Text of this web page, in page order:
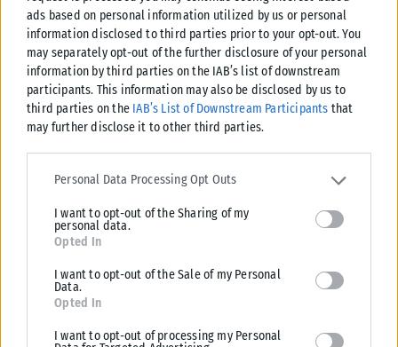
ads based on personal information utilized by us or personal
information disclosed to third parties prior to your opt-out. You
may separately opt-out of the further disclosure of your personal
information by third parties on the IAB’s list of downstream
participants. This information may also be disclosed by us to
third parties on the IAB’s List of Downstream Participants that
may further disclose it to other third parties.
Please note that this website/app uses one or more Google
services and may gather and store information including but not
deny consent to Google and its third-party tags to use your data
for below specified purposes in below Google consent section.
Personal Data Processing Opt Outs
I want to opt-out of the Sharing of my
personal data.
Opted In
I want to opt-out of the Sale of my Personal
Data.
Opted In
I want to opt-out of processing my Personal
μητέρα της και παράλληλα με τη σχέση τους.
«Έδειχνε αγάπη και παρασύρθηκε από τα αισθήματά της η
ανήλικη. Ο κατηγορούμενος ήξερε ότι δεν ήταν σωστό αυτό
που έκανε, με κανένα έθιμο, ούτε με τα έθιμα των Ρομά, γιατί
διατηρούσε παράλληλη σχέση με μητέρα και κόρη», είπε η
Πηγή: Protothema.gr
Αστυνομία Θεσσαλονίκη
Σχετικά Άρθρα